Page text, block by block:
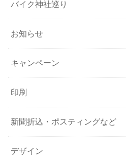
バイク神社巡り
お知らせ
キャンペーン
印刷
新聞折込・ポスティングなど
デザイン